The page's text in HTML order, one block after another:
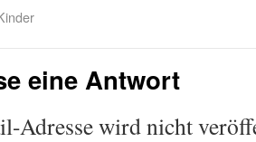
eine Antwort
Adresse wird nicht